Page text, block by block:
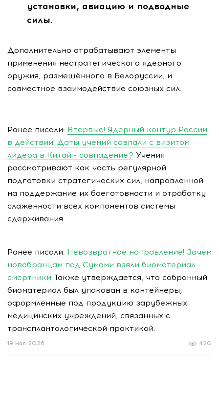
установки, авиацию и подводные
силы.
Дополнительно отрабатывают элементы
применения нестратегического ядерного
оружия, размещённого в Белоруссии, и
совместное взаимодействие союзных сил.
Ранее писали: Впервые! Ядерный контур России
в действии! Даты учений совпали с визитом
лидера в Китай - совпадение? Учения
рассматривают как часть регулярной
подготовки стратегических сил, направленной
на поддержание их боеготовности и отработку
слаженности всех компонентов системы
сдерживания.
Ранее писали: Невозвратное направление! Зачем
новобранцам под Сумами взяли биоматериал -
смертники Также утверждается, что собранный
биоматериал был упакован в контейнеры,
оформленные под продукцию зарубежных
медицинских учреждений, связанных с
трансплантологической практикой.
420
19 мая 2026